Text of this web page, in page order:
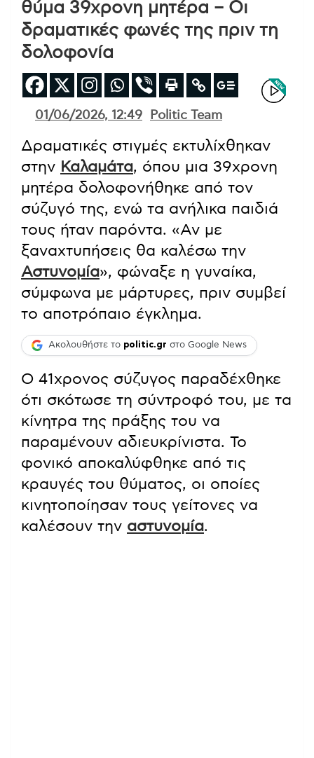
θύμα 39χρονη μητέρα – Οι
δραματικές φωνές της πριν τη
δολοφονία
01/06/2026, 12:49 Politic Team
Δραματικές στιγμές εκτυλίχθηκαν
στην Καλαμάτα, όπου μια 39χρονη
μητέρα δολοφονήθηκε από τον
σύζυγό της, ενώ τα ανήλικα παιδιά
τους ήταν παρόντα. «Αν με
ξαναχτυπήσεις θα καλέσω την
Αστυνομία», φώναξε η γυναίκα,
σύμφωνα με μάρτυρες, πριν συμβεί
το αποτρόπαιο έγκλημα.
Ακολουθήστε το politic.gr στο Google News
Ο 41χρονος σύζυγος παραδέχθηκε
ότι σκότωσε τη σύντροφό του, με τα
κίνητρα της πράξης του να
παραμένουν αδιευκρίνιστα. Το
φονικό αποκαλύφθηκε από τις
κραυγές του θύματος, οι οποίες
κινητοποίησαν τους γείτονες να
καλέσουν την αστυνομία.